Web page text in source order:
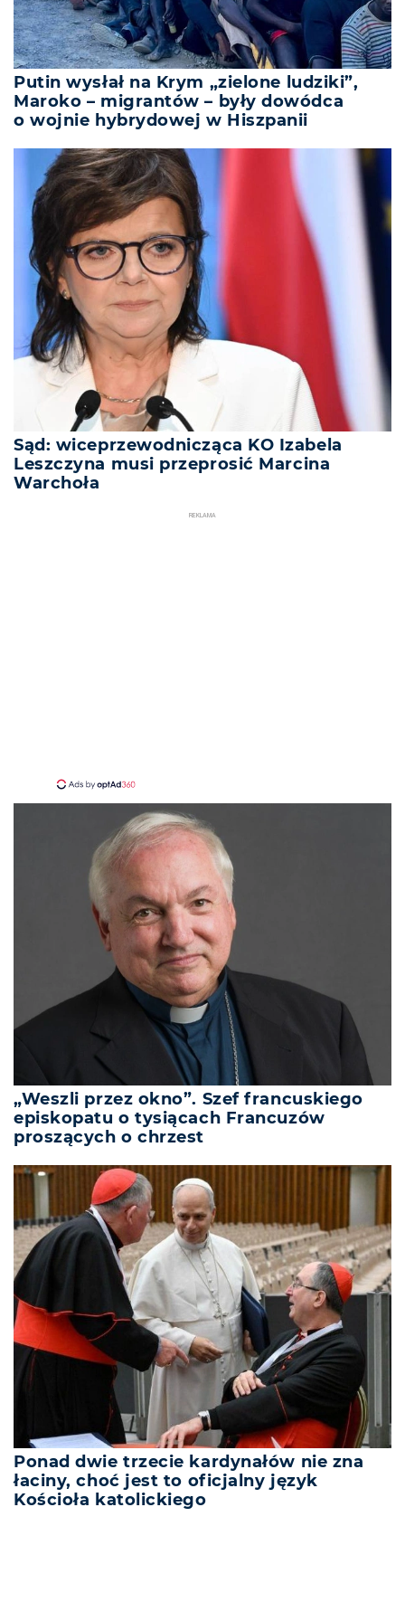
Putin wysłał na Krym „zielone ludziki”,
Maroko – migrantów – były dowódca
o wojnie hybrydowej w Hiszpanii
Sąd: wiceprzewodnicząca KO Izabela
Leszczyna musi przeprosić Marcina
Warchoła
REKLAMA
„Weszli przez okno”. Szef francuskiego
episkopatu o tysiącach Francuzów
proszących o chrzest
Ponad dwie trzecie kardynałów nie zna
łaciny, choć jest to oficjalny język
Kościoła katolickiego